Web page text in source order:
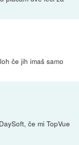
če jih imaš samo
če mi TopVue